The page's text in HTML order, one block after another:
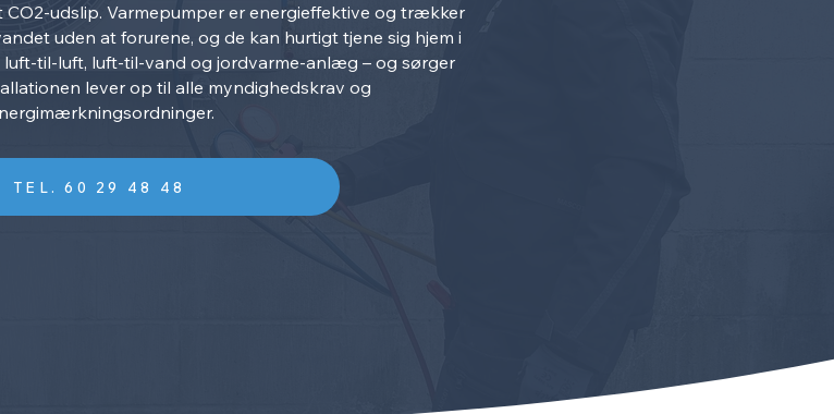
CO2-udslip. Varmepumper er energieffektive og trækker
uden at forurene, og de kan hurtigt tjene sig hjem i
luft-til-luft, luft-til-vand og jordvarme-anlæg – og sørger
lever op til alle myndighedskrav og
TEL. 60 29 48 48